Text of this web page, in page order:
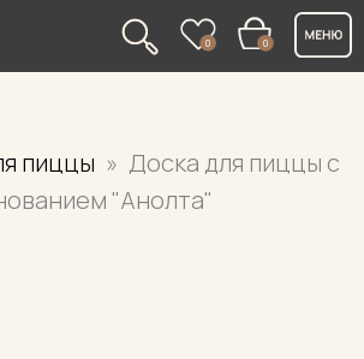
0 0
пиццы
Доска для пиццы с
"Анолта"